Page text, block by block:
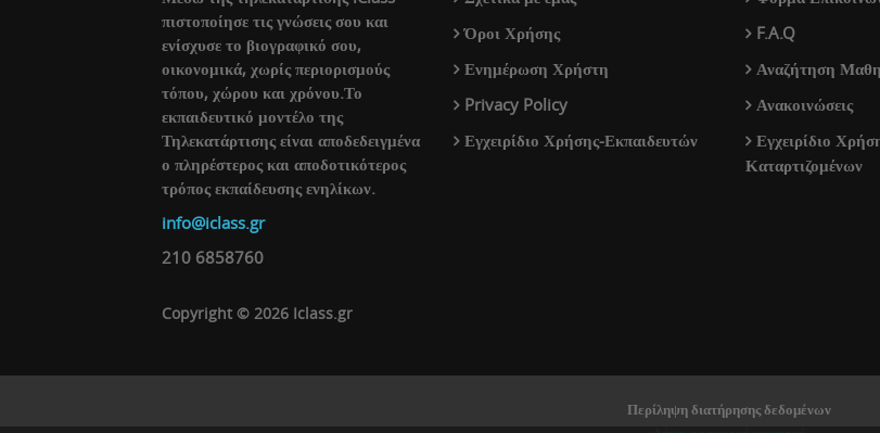
πιστοποίησε τις γνώσεις σου και
ενίσχυσε το βιογραφικό σου,
οικονομικά, χωρίς περιορισμούς
τόπου, χώρου και χρόνου.Το
εκπαιδευτικό μοντέλο της
Τηλεκατάρτισης είναι αποδεδειγμένα
ο πληρέστερος και αποδοτικότερος
τρόπος εκπαίδευσης ενηλίκων.
info@iclass.gr
210 6858760
Όροι Χρήσης
Ενημέρωση Χρήστη
Privacy Policy
Εγχειρίδιο Χρήσης-Εκπαιδευτών
F.A.Q
Αναζήτηση
Ανακοινώσεις
Εγχειρίδιο
Καταρτιζομένων
Copyright © 2026 Iclass.gr
Περίληψη διατήρησης δεδομένων